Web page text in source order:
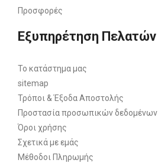
Προσφορές
Εξυπηρέτηση Πελατών
Το κατάστημα μας
sitemap
Τρόποι & Έξοδα Αποστολής
Προστασία προσωπικών δεδομένων
Όροι χρήσης
Σχετικά με εμάς
Μέθοδοι Πληρωμής